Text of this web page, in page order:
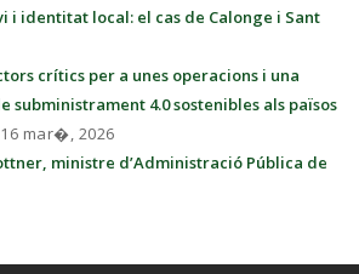
i identitat local: el cas de Calonge i Sant
crítics per a unes operacions i una
subministrament 4.0 sostenibles als països
16 mar�, 2026
ministre d’Administració Pública de